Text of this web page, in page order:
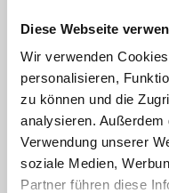
Diese Webseite
Wir verwenden
personalisieren,
zu können und die
analysieren.
Verwendung unserer
soziale Medien,
Partner führen diese